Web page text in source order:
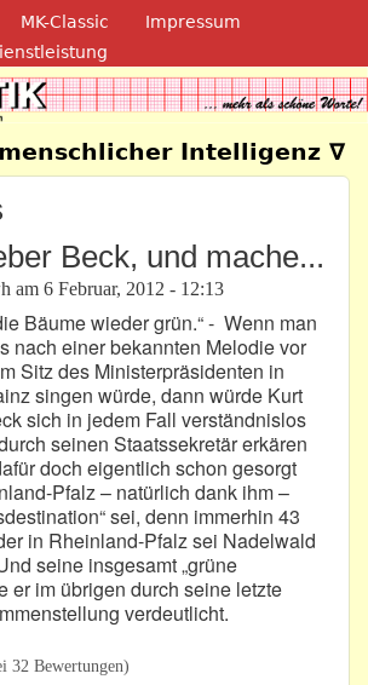
zum Inhalt
MK-Classic
Impressum
Kritik.de
Intelligenz ∇
Beck, und mache...
am 6 Februar, 2012 - 12:13
Bäume wieder grün.“ - Wenn man
nach einer bekannten Melodie vor
Sitz des Ministerpräsidenten in
singen würde, dann würde Kurt
sich in jedem Fall verständnislos
seinen Staatssekretär erkären
doch eigentlich schon gesorgt
Pfalz – natürlich dank ihm –
sei, denn immerhin 43
in Rheinland-Pfalz sei Nadelwald
seine insgesamt „grüne
er im übrigen durch seine letzte
verdeutlicht.
32 Bewertungen)